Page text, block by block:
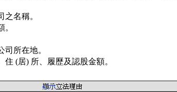
之名稱。
司所在地。
住 (居) 所、履歷及認股金額。